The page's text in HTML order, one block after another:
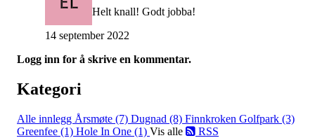
Helt knall! Godt jobba!
14 september 2022
Logg inn for å skrive en kommentar.
Kategori
Alle innlegg Årsmøte (7) Dugnad (8) Finnkroken Golfpark (3)
Greenfee (1) Hole In One (1) Vis alle RSS